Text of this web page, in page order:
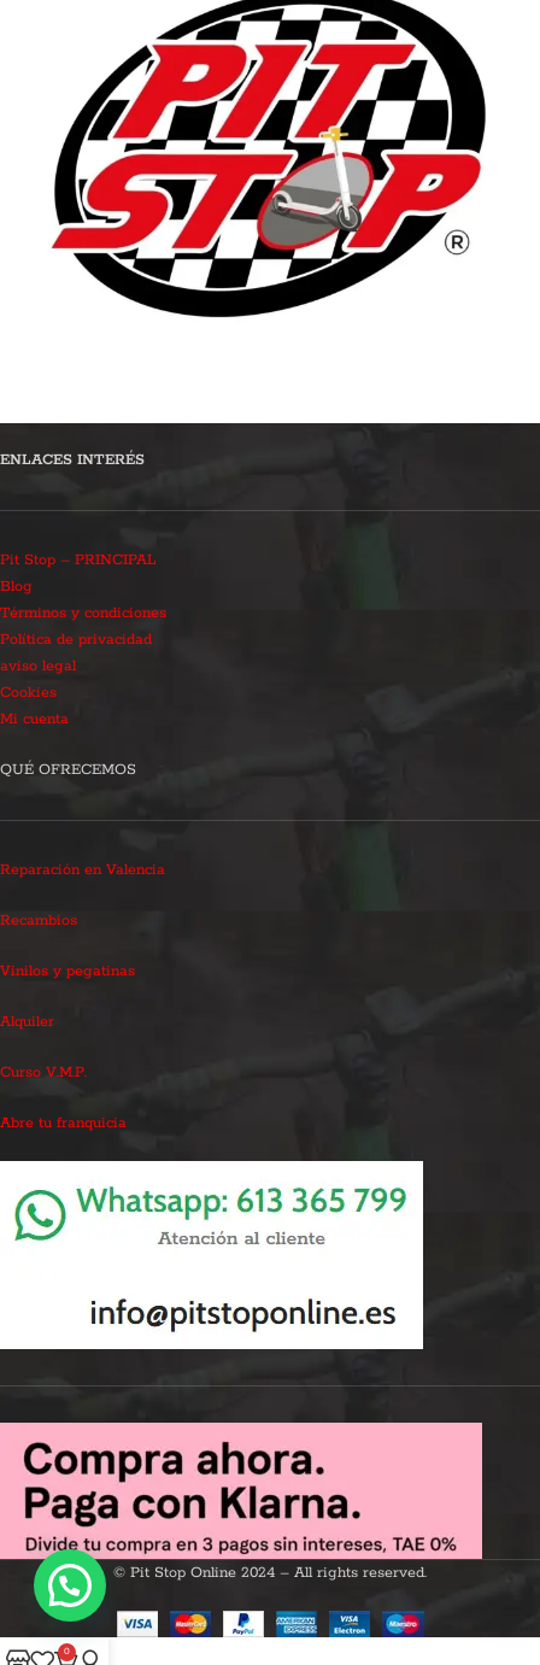
ENLACES INTERÉS
Pit Stop – PRINCIPAL
Blog
Términos y condiciones
Política de privacidad
aviso legal
Cookies
Mi cuenta
QUÉ OFRECEMOS
Reparación en Valencia
Recambios
Vinilos y pegatinas
Alquiler
Curso V.M.P.
Abre tu franquicia
© Pit Stop Online 2024 – All rights reserved.
0